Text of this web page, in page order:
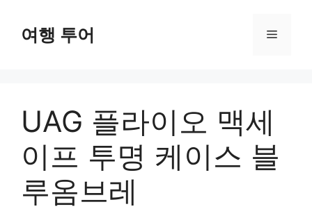
여행 투어 메
UAG 플라이오 맥세
이프 투명 케이스 블
루옴브레